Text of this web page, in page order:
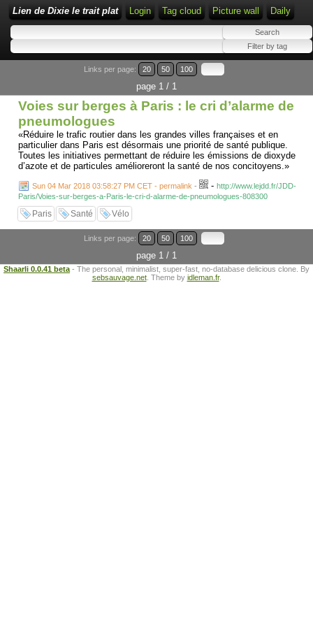
Lien de Dixie le trait plat Login Tag cloud Picture wall Daily
Links per page: 20 50 100
page 1 / 1
Voies sur berges à Paris : le cri d’alarme de
pneumologues
«Réduire le trafic routier dans les grandes villes françaises et en
particulier dans Paris est désormais une priorité de santé publique.
Toutes les initiatives permettant de réduire les émissions de dioxyde
d’azote et de particules amélioreront la santé de nos concitoyens.»
Sun 04 Mar 2018 03:58:27 PM CET - permalink - - http://www.lejdd.fr/JDD-
Paris/Voies-sur-berges-a-Paris-le-cri-d-alarme-de-pneumologues-808300
Paris Santé Vélo
Links per page: 20 50 100
page 1 / 1
Shaarli 0.0.41 beta - The personal, minimalist, super-fast, no-database delicious clone. By
sebsauvage.net. Theme by idleman.fr.